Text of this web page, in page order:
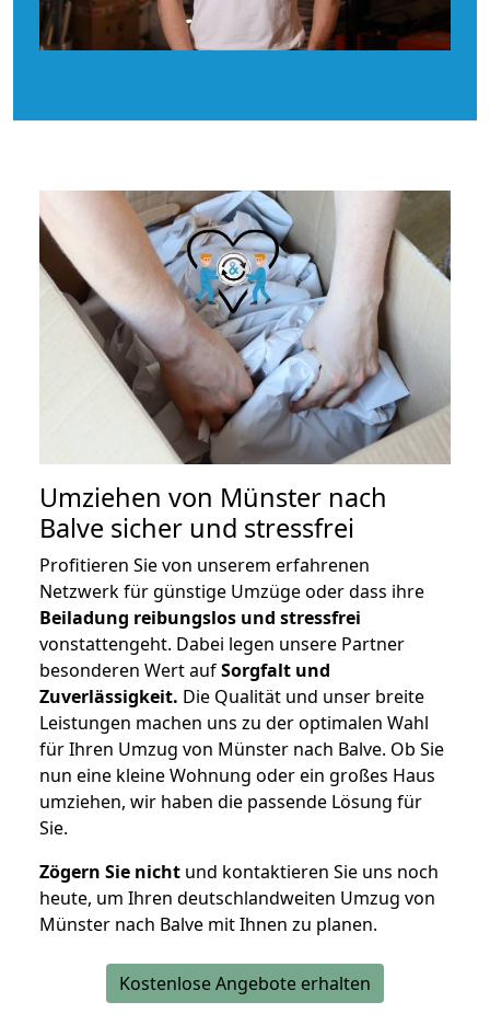
Umziehen von Münster nach
Balve sicher und stressfrei
Profitieren Sie von unserem erfahrenen
Netzwerk für günstige Umzüge oder dass ihre
Beiladung reibungslos und stressfrei
vonstattengeht. Dabei legen unsere Partner
besonderen Wert aufSorgfalt und
Zuverlässigkeit. Die Qualität und unser breite
Leistungen machen uns zu der optimalen Wahl
für Ihren Umzug von Münster nach Balve. Ob Sie
nun eine kleine Wohnung oder ein großes Haus
umziehen, wir haben die passende Lösung für
Sie.
Zögern Sie nicht und kontaktieren Sie uns noch
heute, um Ihren deutschlandweiten Umzug von
Münster nach Balve mit Ihnen zu planen.
Kostenlose Angebote erhalten